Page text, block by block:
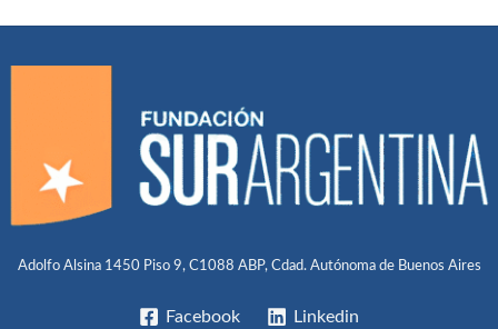
Adolfo Alsina 1450 Piso 9, C1088 ABP, Cdad. Autónoma de Buenos Aires
Facebook Linkedin